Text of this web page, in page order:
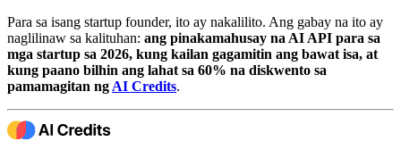
Para sa isang startup founder, ito ay nakalilito. Ang gabay na ito ay
naglilinaw sa kalituhan: ang pinakamahusay na AI API para sa
mga startup sa 2026, kung kailan gagamitin ang bawat isa, at
kung paano bilhin ang lahat sa 60% na diskwento sa
pamamagitan ng AI Credits.